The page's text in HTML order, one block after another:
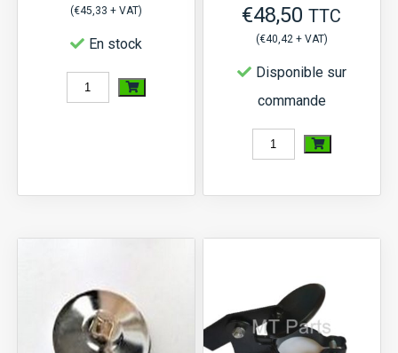
(€45,33 + VAT)
En stock
quantité
thermostat
Mitsubishi
€48,50 TTC
(€40,42 + VAT)
Disponible sur
commande
quantité
Boîtier
Mitsubishi
MT160,
MT161,...,